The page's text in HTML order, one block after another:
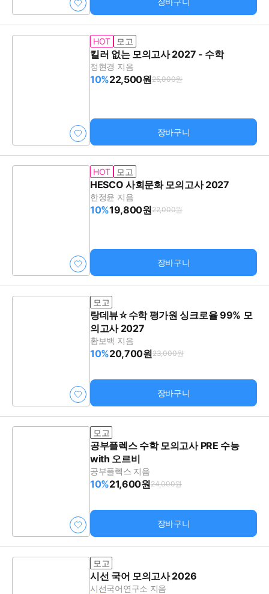
HOT 모고
킬러 없는 모의고사 2027 - 수학
정현경 지음
10%22,500원25,000원
장바구니
HOT 모고
HESCO 사회문화 모의고사 2027
한정윤 지음
10%19,800원22,000원
장바구니
모고
랑데뷰☆수학 평가원 싱크로율 99% 모
의고사 2027
황보백 지음
10%20,700원23,000원
장바구니
모고
공부플렉스 수학 모의고사 PRE 수능
with 오르비
공부플렉스 지음
10%21,600원24,000원
장바구니
모고
시선 국어 모의고사 2026
시선국어연구소 지음